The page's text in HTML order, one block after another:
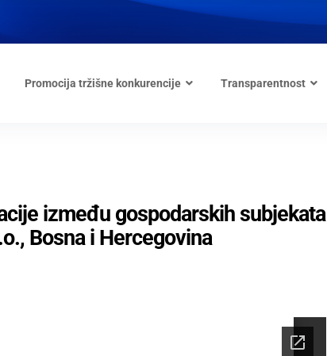
Promocija tržišne konkurencije Transparentnost
između gospodarskih subjekata
Bosna i Hercegovina